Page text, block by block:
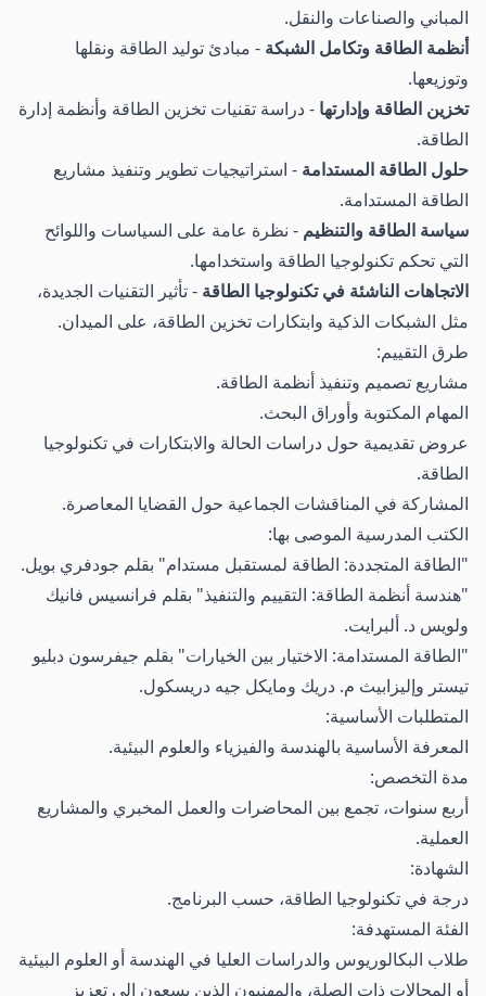
المباني والصناعات والنقل.
أنظمة الطاقة وتكامل الشبكة - مبادئ توليد الطاقة ونقلها
وتوزيعها.
تخزين الطاقة وإدارتها - دراسة تقنيات تخزين الطاقة وأنظمة إدارة
الطاقة.
حلول الطاقة المستدامة - استراتيجيات تطوير وتنفيذ مشاريع
الطاقة المستدامة.
سياسة الطاقة والتنظيم - نظرة عامة على السياسات واللوائح
التي تحكم تكنولوجيا الطاقة واستخدامها.
الاتجاهات الناشئة في تكنولوجيا الطاقة - تأثير التقنيات الجديدة،
مثل الشبكات الذكية وابتكارات تخزين الطاقة، على الميدان.
طرق التقييم:
مشاريع تصميم وتنفيذ أنظمة الطاقة.
المهام المكتوبة وأوراق البحث.
عروض تقديمية حول دراسات الحالة والابتكارات في تكنولوجيا
الطاقة.
المشاركة في المناقشات الجماعية حول القضايا المعاصرة.
الكتب المدرسية الموصى بها:
"الطاقة المتجددة: الطاقة لمستقبل مستدام" بقلم جودفري بويل.
"هندسة أنظمة الطاقة: التقييم والتنفيذ" بقلم فرانسيس فانيك
ولويس د. ألبرايت.
"الطاقة المستدامة: الاختيار بين الخيارات" بقلم جيفرسون دبليو
تيستر وإليزابيث م. دريك ومايكل جيه دريسكول.
المتطلبات الأساسية:
المعرفة الأساسية بالهندسة والفيزياء والعلوم البيئية.
مدة التخصص:
أربع سنوات، تجمع بين المحاضرات والعمل المخبري والمشاريع
العملية.
الشهادة:
درجة في تكنولوجيا الطاقة، حسب البرنامج.
الفئة المستهدفة:
طلاب البكالوريوس والدراسات العليا في الهندسة أو العلوم البيئية
أو المجالات ذات الصلة، والمهنيون الذين يسعون إلى تعزيز